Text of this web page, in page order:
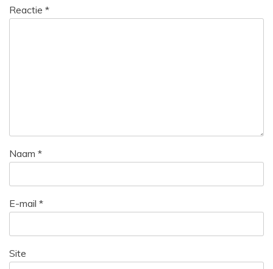
Reactie *
Naam *
E-mail *
Site